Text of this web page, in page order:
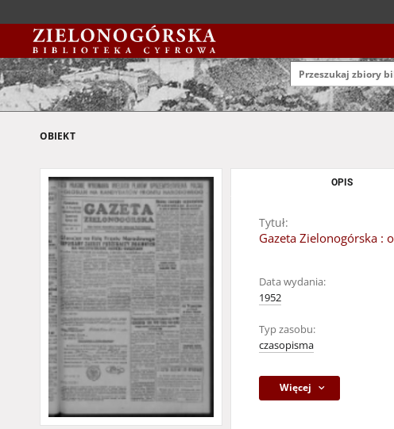
OBIEKT
OPIS
Tytuł:
Gazeta Zielonogórska :
Data wydania:
1952
Typ zasobu:
czasopisma
Więcej